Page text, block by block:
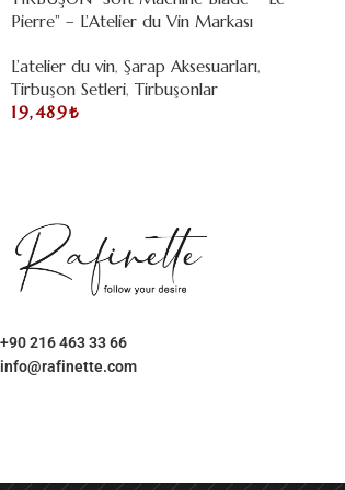
Pierre” – L’Atelier du Vin Markası
L’atelier du vin, Şarap Aksesuarları,
Tirbuşon Setleri, Tirbuşonlar
19,489₺
+90 216 463 33 66
info@rafinette.com